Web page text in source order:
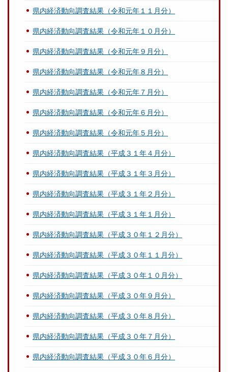
県内経済動向調査結果（令和元年１１月分）
県内経済動向調査結果（令和元年１０月分）
県内経済動向調査結果（令和元年９月分）
県内経済動向調査結果（令和元年８月分）
県内経済動向調査結果（令和元年７月分）
県内経済動向調査結果（令和元年６月分）
県内経済動向調査結果（令和元年５月分）
県内経済動向調査結果（平成３１年４月分）
県内経済動向調査結果（平成３１年３月分）
県内経済動向調査結果（平成３１年２月分）
県内経済動向調査結果（平成３１年１月分）
県内経済動向調査結果（平成３０年１２月分）
県内経済動向調査結果（平成３０年１１月分）
県内経済動向調査結果（平成３０年１０月分）
県内経済動向調査結果（平成３０年９月分）
県内経済動向調査結果（平成３０年８月分）
県内経済動向調査結果（平成３０年７月分）
県内経済動向調査結果（平成３０年６月分）